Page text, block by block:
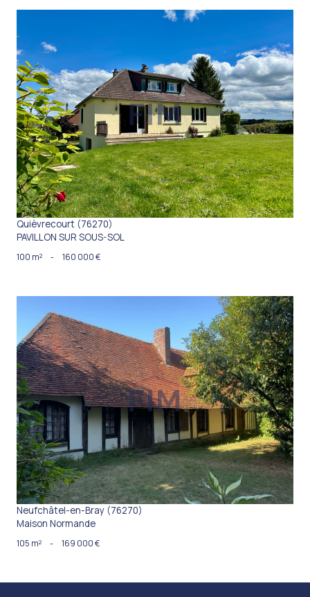
VOIR LE BIEN
Quièvrecourt (76270)
PAVILLON SUR SOUS-SOL
100 m² - 160 000 €
VOIR LE BIEN
Neufchâtel-en-Bray (76270)
Maison Normande
105 m² - 169 000 €